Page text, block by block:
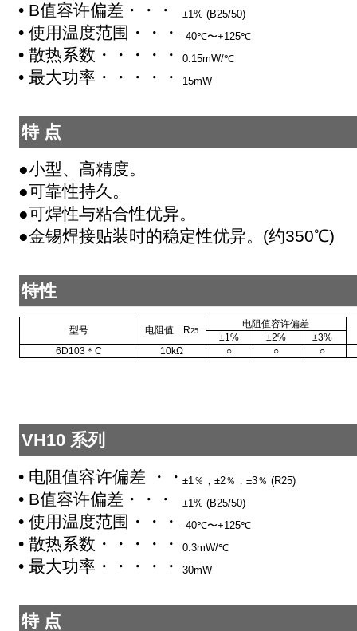
• B值容许偏差・・・・・・・
±1% (B25/50)
• 使用温度范围・・・・・・・
-40℃〜+125℃
• 散热系数・・・・・・・・・
0.15mW/℃
• 最大功率・・・・・・・・・
15mW
特 点
●小型、高精度。
●可靠性持久。
●可焊性与粘合性优异。
●金锡焊接贴装时的稳定性优异。(约350℃)
特性
型号 电阻值 R25
电阻值容许偏差
±1%
±2%
±3%
6D103＊C
10kΩ ○ ○ ○
VH10 系列
• 电阻值容许偏差 ・・・・・±1％，±2％，±3％ (R25)
• B值容许偏差・・・・・・・
±1% (B25/50)
• 使用温度范围・・・・・・・
-40℃〜+125℃
• 散热系数・・・・・・・・・
0.3mW/℃
• 最大功率・・・・・・・・・
30mW
特 点